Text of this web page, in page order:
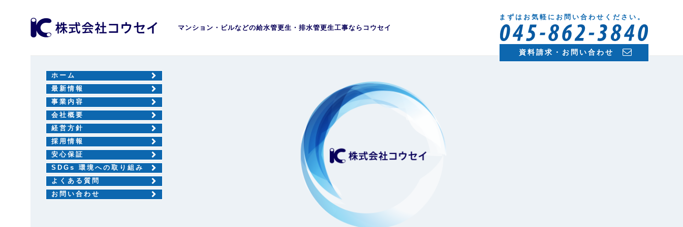
マンション・ビルなどの給水管更生・排水管更生工事ならコウセイ
まずはお気軽にお問い合わせください。
資料請求・お問い合わせ
ホーム
最新情報
事業内容
会社概要
経営方針
採用情報
安心保証
SDGs 環境への取り組み
よくある質問
お問い合わせ